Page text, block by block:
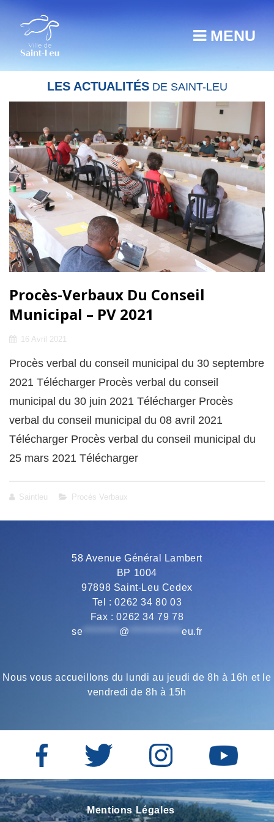
MENU
LES ACTUALITÉSDE SAINT-LEU
Procès-Verbaux Du Conseil
Municipal – PV 2021
Posted
16 Avril 2021
Procès verbal du conseil municipal du 30 septembre
2021 Télécharger Procès verbal du conseil
municipal du 30 juin 2021 Télécharger Procès
verbal du conseil municipal du 08 avril 2021
Télécharger Procès verbal du conseil municipal du
25 mars 2021 Télécharger
Saintleu
Cat
Procés Verbaux
58 Avenue Général Lambert
BP 1004
97898 Saint-Leu Cedex
Tel : 0262 34 80 03
Fax : 0262 34 79 78
se
@ *************eu.fr
Nous vous accueillons du lundi au jeudi de 8h à 16h et le
vendredi de 8h à 15h
Mentions Légales